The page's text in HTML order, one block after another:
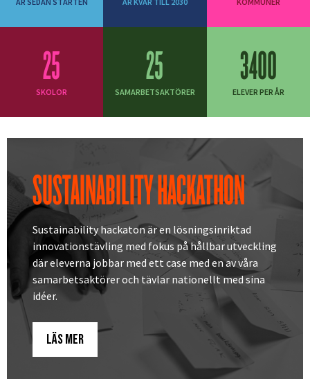
25
SKOLOR
25
SAMARBETSAKTÖRER
3400
ELEVER PER ÅR
AKTUELLT
SUSTAINABILITY HACKATHON
Sustainability hackaton är en lösningsinriktad
innovationstävling med fokus på hållbar utveckling
där eleverna jobbar med ett case med en av våra
samarbetsaktörer och tävlar nationellt med sina
idéer.
LÄS MER